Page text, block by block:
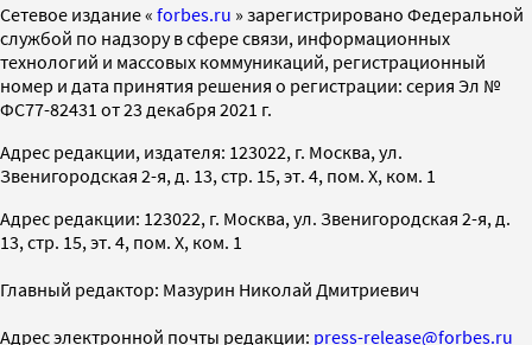
Cетевое издание « forbes.ru » зарегистрировано Федеральной
службой по надзору в сфере связи, информационных
технологий и массовых коммуникаций, регистрационный
номер и дата принятия решения о регистрации: серия Эл №
ФС77-82431 от 23 декабря 2021 г.
Адрес редакции, издателя: 123022, г. Москва, ул.
Звенигородская 2-я, д. 13, стр. 15, эт. 4, пом. X, ком. 1
Адрес редакции: 123022, г. Москва, ул. Звенигородская 2-я, д.
13, стр. 15, эт. 4, пом. X, ком. 1
Главный редактор: Мазурин Николай Дмитриевич
Адрес электронной почты редакции: press-release@forbes.ru